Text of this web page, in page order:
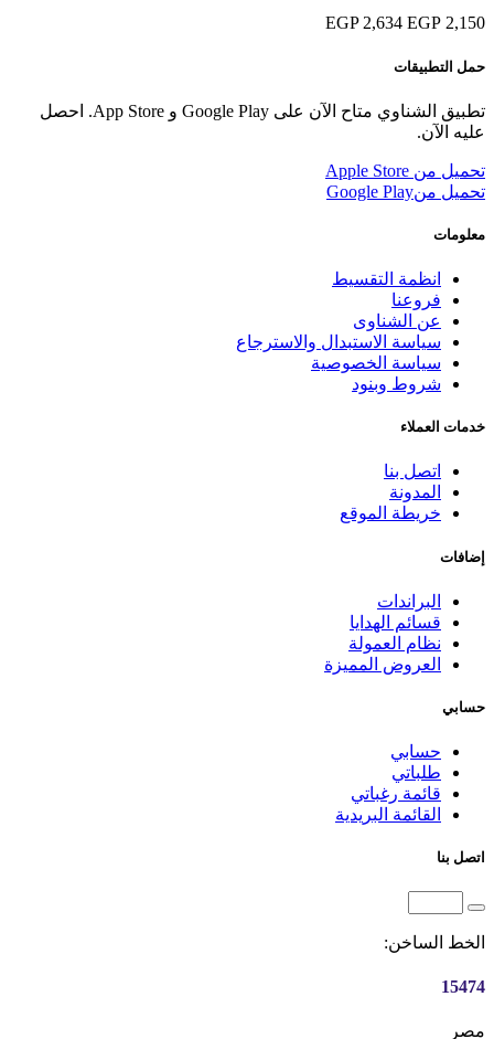
2,150 EGP
2,634 EGP
حمل التطبيقات
تطبيق الشناوي متاح الآن على Google Play و App Store. احصل
عليه الآن.
تحميل من Apple Store
تحميل منGoogle Play
معلومات
انظمة التقسيط
فروعنا
عن الشناوى
سياسة الاستبدال والاسترجاع
سياسة الخصوصية
شروط وبنود
خدمات العملاء
اتصل بنا
المدونة
خريطة الموقع
إضافات
البراندات
قسائم الهدايا
نظام العمولة
العروض المميزة
حسابي
حسابي
طلباتي
قائمة رغباتي
القائمة البريدية
اتصل بنا
الخط الساخن:
15474
مصر